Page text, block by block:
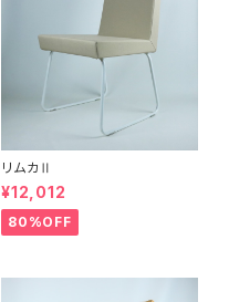
リムカⅡ
¥12,012
80%OFF